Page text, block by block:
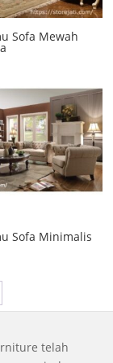
Sofa Mewah
Sofa Minimalis
telah